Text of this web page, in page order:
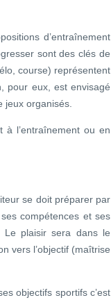
d’entraînement
sont des clés de
course) représentent
pour eux, est envisagé
jeux organisés.
l’entraînement ou en
se doit préparer par
compétences et ses
Le plaisir sera dans le
vers l’objectif (maîtrise
objectifs sportifs c’est